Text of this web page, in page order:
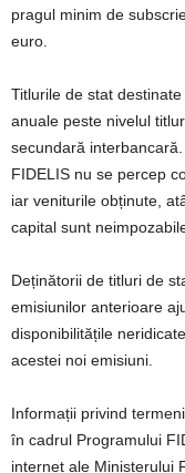
pragul minim de
euro.
Titlurile de stat
anuale peste nivelul
secundară
FIDELIS nu se percep
iar veniturile obținute,
capital sunt
Deținătorii de titluri de
emisiunilor anterioare
disponibilitățile
acestei noi emisiuni.
Informații privind
în cadrul Programului
internet ale Ministerului